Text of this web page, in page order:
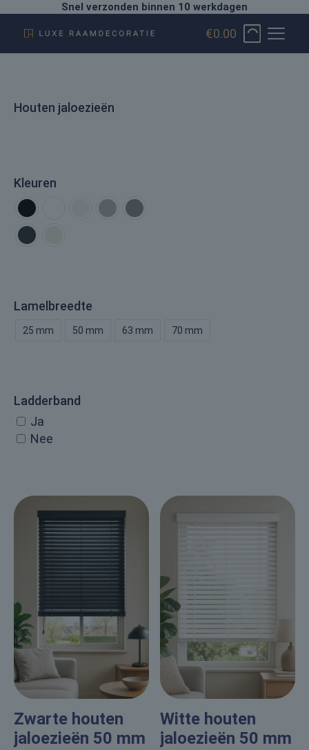
Snel verzonden binnen 10 werkdagen
€0.00
Houten jaloezieën
Kleuren
Lamelbreedte
25 mm 50 mm 63 mm 70 mm
Ladderband
Ja
Nee
Zwarte houten
jaloezieën 50 mm
Witte houten
jaloezieën 50 mm